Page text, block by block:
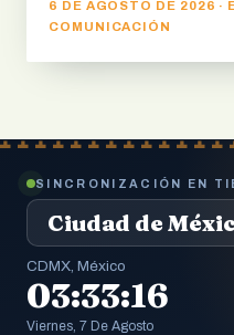
6 DE AGOSTO DE 2026 ·
COMUNICACIÓN
SINCRONIZACIÓN EN
CDMX, México
03:33:17
Viernes, 7 De Agosto